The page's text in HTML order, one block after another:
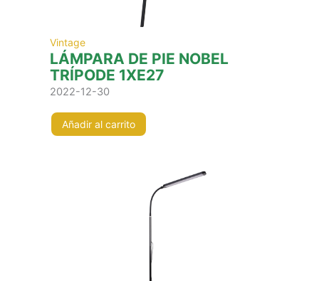
Vintage
LÁMPARA DE PIE NOBEL
TRÍPODE 1XE27
2022-12-30
Añadir al carrito